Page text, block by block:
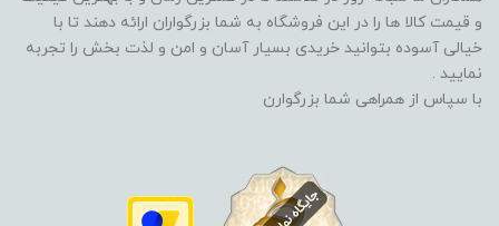
و قیمت کالا ها را در این فروشگاه به شما بزرگواران ارائه دهند تا با
خیالی آسوده بتوانید خریدی بسیار آسان و امن و لذت بخش را تجربه
نمایید .
با سپاس از همراهی شما بزرگوارن